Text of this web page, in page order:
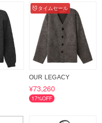
タイムセール
OUR LEGACY
¥73,260
17%OFF